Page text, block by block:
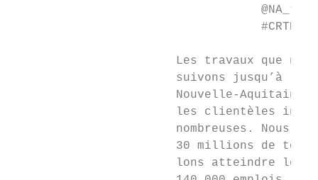
                                   #CRTNA
Les travaux que
suivons jusqu’à la
Nouvelle-Aquitaine
les clientèles
nombreuses. Nous
30 millions de
lons atteindre les